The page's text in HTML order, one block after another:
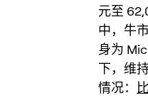
元至
中，牛
身为
下，维
情况：